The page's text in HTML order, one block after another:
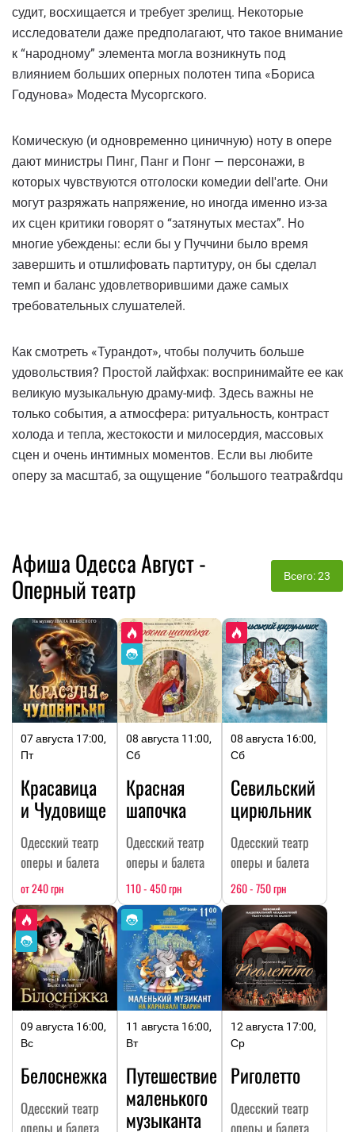
судит, восхищается и требует зрелищ. Некоторые
исследователи даже предполагают, что такое внимание
к “народному” элемента могла возникнуть под
влиянием больших оперных полотен типа «Бориса
Годунова» Модеста Мусоргского.
Комическую (и одновременно циничную) ноту в опере
дают министры Пинг, Панг и Понг — персонажи, в
которых чувствуются отголоски комедии dell'arte. Они
могут разряжать напряжение, но иногда именно из-за
их сцен критики говорят о “затянутых местах”. Но
многие убеждены: если бы у Пуччини было время
завершить и отшлифовать партитуру, он бы сделал
темп и баланс удовлетворившими даже самых
требовательных слушателей.
Как смотреть «Турандот», чтобы получить больше
удовольствия? Простой лайфхак: воспринимайте ее как
великую музыкальную драму-миф. Здесь важны не
только события, а атмосфера: ритуальность, контраст
холода и тепла, жестокости и милосердия, массовых
сцен и очень интимных моментов. Если вы любите
оперу за масштаб, за ощущение “большого театра&rdqu
Афиша Одесса Август -
Оперный театр
Всего: 23
07 августа 17:00,
Пт
Красавица
и Чудовище
Одесский театр
оперы и балета
от 240 грн
08 августа 11:00,
Сб
Красная
шапочка
Одесский театр
оперы и балета
110 - 450 грн
08 августа 16:00,
Сб
Севильский
цирюльник
Одесский театр
оперы и балета
260 - 750 грн
09 августа 16:00,
Вс
Белоснежка
Одесский театр
оперы и балета
11 августа 16:00,
Вт
Путешествие
маленького
музыканта
12 августа 17:00,
Ср
Риголетто
Одесский театр
оперы и балета